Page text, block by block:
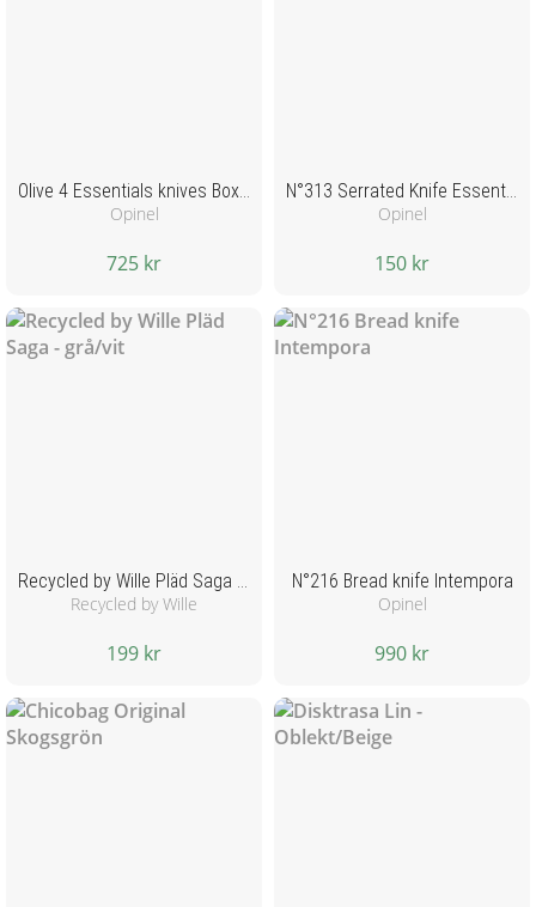
Olive 4 Essentials knives Box Set
Opinel
725 kr
N°313 Serrated Knife Essentiels + Green
Opinel
150 kr
Recycled by Wille Pläd Saga - grå/vit
Recycled by Wille
199 kr
N°216 Bread knife Intempora
Opinel
990 kr